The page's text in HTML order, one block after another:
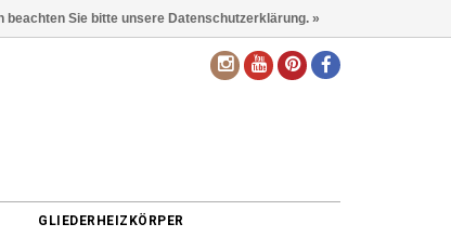
DE
GLIEDERHEIZKÖRPER
beachten Sie bitte unsere Datenschutzerklärung. »